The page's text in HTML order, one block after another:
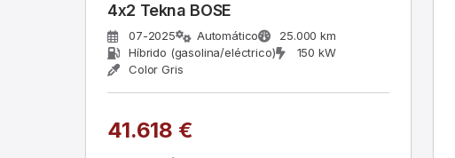
4x2 Tekna BOSE
07-2025 Automático
25.000 km
Híbrido (gasolina/eléctrico)
150 kW
Color Gris
41.618 €